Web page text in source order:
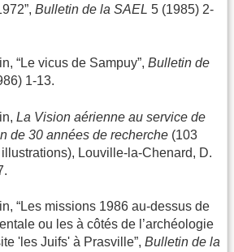
Bulletin de la SAEL 5 (1985) 2-
“Le vicus de Sampuy”, Bulletin de
1-13.
La Vision aérienne au service de
de 30 années de recherche (103
Louville-la-Chenard, D.
“Les missions 1986 au-dessus de
ou les à côtés de l’archéologie
'les Juifs' à Prasville”, Bulletin de la